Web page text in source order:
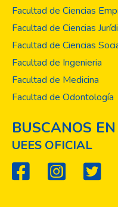
Facultad de Ciencias
Facultad de Ciencias
Facultad de Ciencias
Facultad de Ingenieria
Facultad de Medicina
Facultad de Odontología
BUSCANOS
UEES OFICIAL